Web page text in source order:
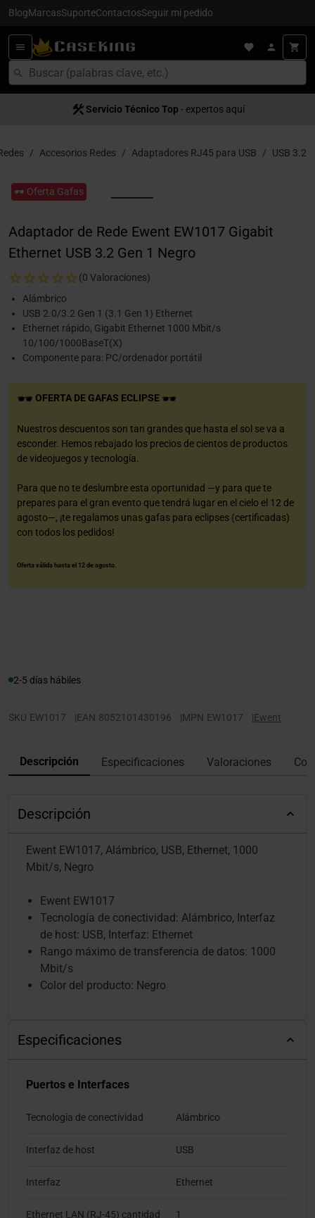
BlogMarcasSuporteContactosSeguir mi pedido
Servício Técnico Top - expertos aquí
Accesorios Redes Adaptadores RJ45 para USB USB 3.2
🕶️ Oferta Gafas
Adaptador de Rede Ewent EW1017 Gigabit
Ethernet USB 3.2 Gen 1 Negro
(0 Valoraciones)
Alámbrico
USB 2.0/3.2 Gen 1 (3.1 Gen 1) Ethernet
Ethernet rápido, Gigabit Ethernet 1000 Mbit/s
10/100/1000BaseT(X)
Componente para: PC/ordenador portátil
OFERTA DE GAFAS ECLIPSE
Nuestros descuentos son tan grandes que hasta el sol se va a
esconder. Hemos rebajado los precios de cientos de productos
de videojuegos y tecnología.
Para que no te deslumbre esta oportunidad —y para que te
prepares para el gran evento que tendrá lugar en el cielo el 12 de
agosto—, ¡te regalamos unas gafas para eclipses (certificadas)
con todos los pedidos!
Oferta válida hasta el 12 de agosto.
2-5 días hábiles
SKU EW1017 |EAN 8052101430196 |MPN EW1017 |Ewent
Descripción Especificaciones Valoraciones
Descripción
Ewent EW1017, Alámbrico, USB, Ethernet, 1000
Mbit/s, Negro
Ewent EW1017
Tecnología de conectividad: Alámbrico, Interfaz
de host: USB, Interfaz: Ethernet
Rango máximo de transferencia de datos: 1000
Mbit/s
Color del producto: Negro
Especificaciones
Puertos e Interfaces
Tecnología de conectividad Alámbrico
Interfaz de host USB
Interfaz Ethernet
Ethernet LAN (RJ-45) cantidad
1